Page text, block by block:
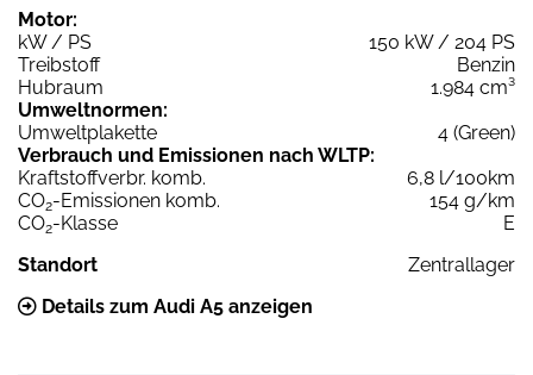
Motor:
kW / PS
150 kW / 204 PS
Treibstoff
Benzin
Hubraum
1.984 cm³
Umweltnormen:
Umweltplakette
4 (Green)
Verbrauch und Emissionen nach WLTP:
Kraftstoffverbr. komb.
6,8 l/100km
CO2-Emissionen komb.
154 g/km
CO2-Klasse
E
Standort
Zentrallager
Details zum Audi A5 anzeigen